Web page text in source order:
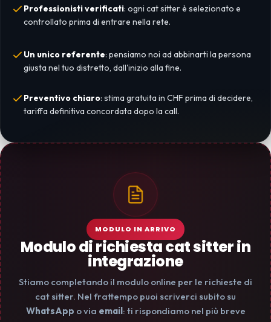
Professionisti verificati: ogni cat sitter è selezionato e
controllato prima di entrare nella rete.
Un unico referente: pensiamo noi ad abbinarti la persona
giusta nel tuo distretto, dall'inizio alla fine.
Preventivo chiaro: stima gratuita in CHF prima di decidere,
tariffa definitiva concordata dopo la call.
MODULO IN ARRIVO
Modulo di richiesta cat sitter in
integrazione
Stiamo completando il modulo online per le richieste di
cat sitter. Nel frattempo puoi scriverci subito su
WhatsApp o via email: ti rispondiamo nel più breve